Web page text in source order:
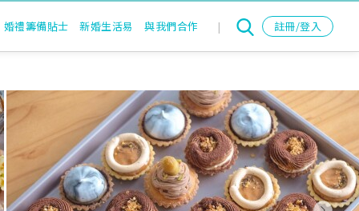
婚禮籌備貼士 新婚生活易 與我們合作 | 註冊/登入